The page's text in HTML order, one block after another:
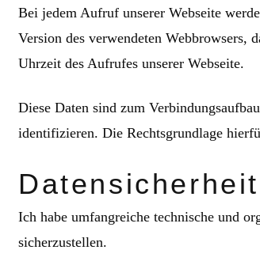
Bei jedem Aufruf unserer Webseite
Version des verwendeten Webbrowsers,
Uhrzeit des Aufrufes unserer Webseite.
Diese Daten sind zum
identifizieren. Die Rechtsgrundlage
Datensicherheit
Ich habe umfangreiche technische und
sicherzustellen.